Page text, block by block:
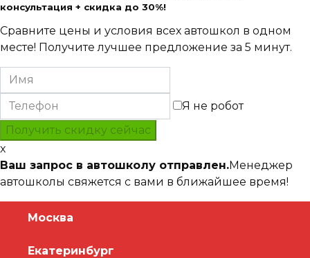
консультация + скидка до 30%!
Сравните цены и условия всех автошкол в одном
месте! Получите лучшее предложение за 5 минут.
Я не робот
x
Ваш запрос в автошколу отправлен.Менеджер
автошколы свяжется с вами в ближайшее время!
Москва
Екатеринбург